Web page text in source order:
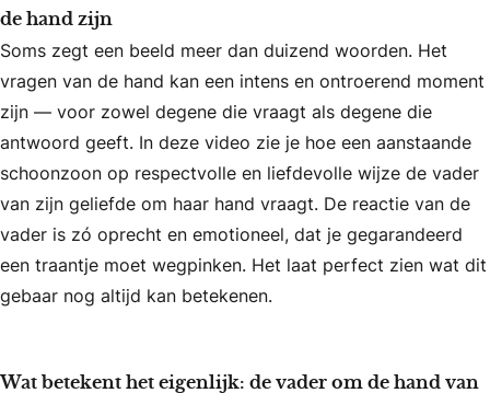
de hand zijn
Soms zegt een beeld meer dan duizend woorden. Het
vragen van de hand kan een intens en ontroerend moment
zijn — voor zowel degene die vraagt als degene die
antwoord geeft. In deze video zie je hoe een aanstaande
schoonzoon op respectvolle en liefdevolle wijze de vader
van zijn geliefde om haar hand vraagt. De reactie van de
vader is zó oprecht en emotioneel, dat je gegarandeerd
een traantje moet wegpinken. Het laat perfect zien wat dit
gebaar nog altijd kan betekenen.
Wat betekent het eigenlijk: de vader om de hand van